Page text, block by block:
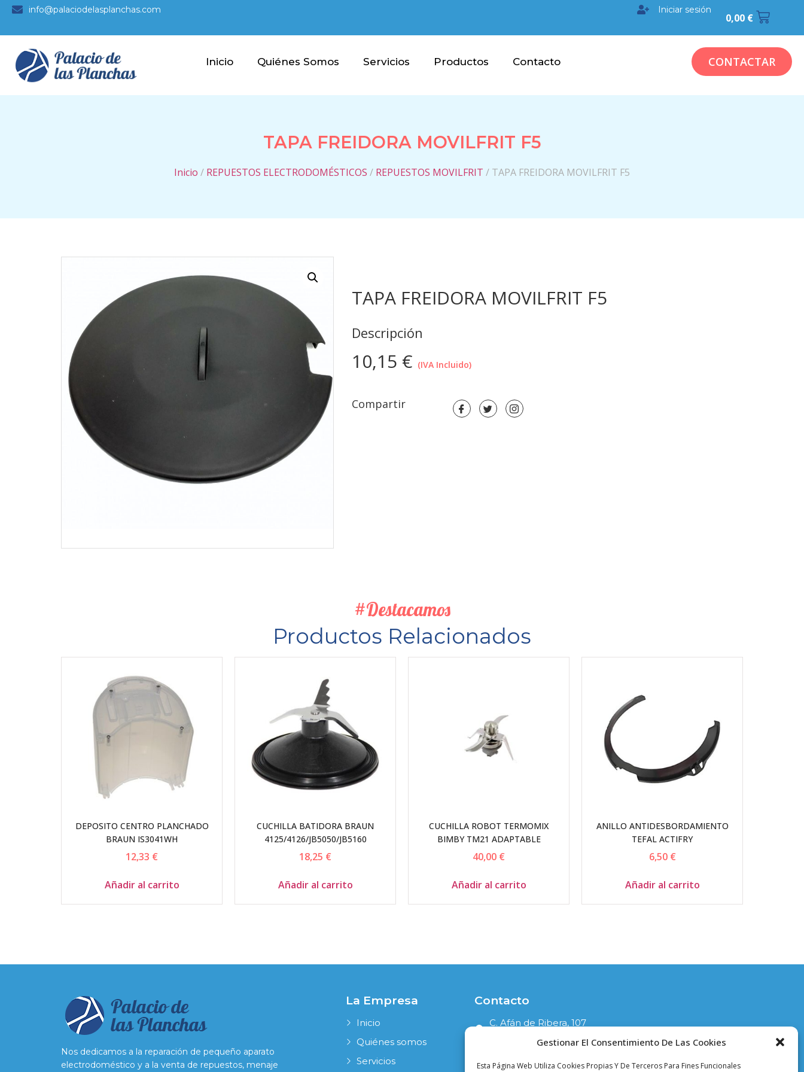
Gestionar El Consentimiento De Las Cookies
Esta Página Web Utiliza Cookies Propias Y De Terceros Para Fines Funcionales
info@palaciodelasplanchas.com
0,00 €
Iniciar sesión
Inicio Quiénes Somos Servicios Productos Contacto CONTACTAR
TAPA FREIDORA MOVILFRIT F5
Inicio / REPUESTOS ELECTRODOMÉSTICOS / REPUESTOS MOVILFRIT / TAPA FREIDORA MOVILFRIT F5
TAPA FREIDORA MOVILFRIT F5
Descripción
10,15 € (IVA Incluido)
Compartir
#Destacamos
Productos Relacionados
DEPOSITO CENTRO PLANCHADO
BRAUN IS3041WH
12,33 €
Añadir al carrito
CUCHILLA BATIDORA BRAUN
4125/4126/JB5050/JB5160
18,25 €
Añadir al carrito
CUCHILLA ROBOT TERMOMIX
BIMBY TM21 ADAPTABLE
40,00 €
Añadir al carrito
ANILLO ANTIDESBORDAMIENTO
TEFAL ACTIFRY
6,50 €
Añadir al carrito
Nos dedicamos a la reparación de pequeño aparato
electrodoméstico y a la venta de repuestos, menaje
La Empresa
Inicio
Quiénes somos
Servicios
Contacto
C. Afán de Ribera, 107